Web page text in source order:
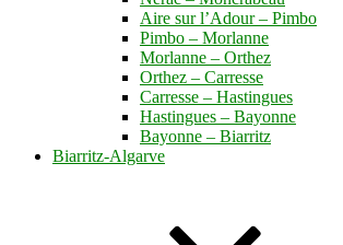
Aire sur l’Adour – Pimbo
Pimbo – Morlanne
Morlanne – Orthez
Orthez – Carresse
Carresse – Hastingues
Hastingues – Bayonne
Bayonne – Biarritz
Biarritz-Algarve